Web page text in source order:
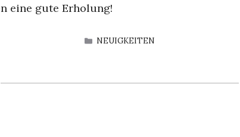
eine gute Erholung!
KATEGORIEN
NEUIGKEITEN